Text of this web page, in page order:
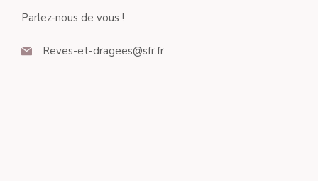
Parlez-nous de vous !
Reves-et-dragees@sfr.fr